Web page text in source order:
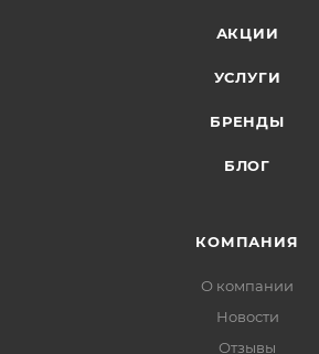
АКЦИИ
УСЛУГИ
БРЕНДЫ
БЛОГ
КОМПАНИЯ
О компании
Новости
Отзывы